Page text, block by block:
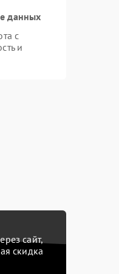
данных
с
и
сайт,
скидка